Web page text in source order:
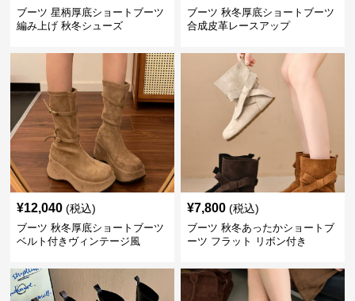
ブーツ 星柄厚底ショートブーツ
編み上げ 秋冬シューズ
ブーツ 秋冬厚底ショートブーツ
合成皮革レースアップ
¥12,040 (税込)
ブーツ 秋冬厚底ショートブーツ
ベルト付きヴィンテージ風
¥7,800 (税込)
ブーツ 秋冬あったかショートブ
ーツ フラット リボン付き